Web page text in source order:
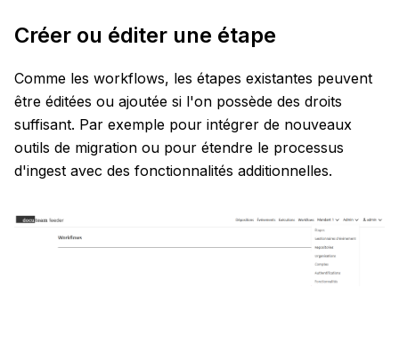
Créer ou éditer une étape
Comme les workflows, les étapes existantes peuvent
être éditées ou ajoutée si l'on possède des droits
suffisant. Par exemple pour intégrer de nouveaux
outils de migration ou pour étendre le processus
d'ingest avec des fonctionnalités additionnelles.